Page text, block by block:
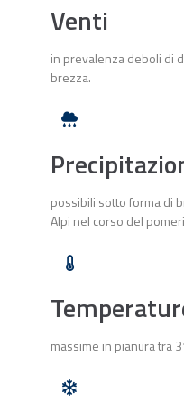
Venti
in prevalenza deboli di
brezza.
possibili sotto forma di
Alpi nel corso del
massime in pianura tra